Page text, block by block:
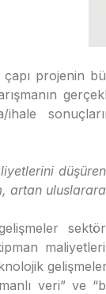
çapı projenin
ihale
artan
veri” ve